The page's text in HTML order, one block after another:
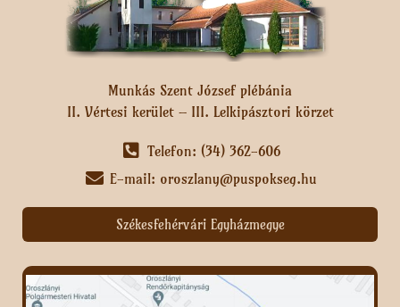
Munkás Szent József plébánia
II. Vértesi kerület – III. Lelkipásztori körzet
Telefon: (34) 362-606
E-mail: oroszlany@puspokseg.hu
Székesfehérvári Egyházmegye